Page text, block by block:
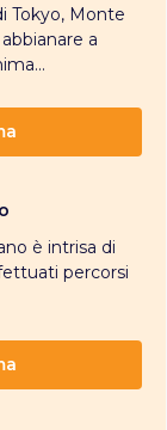
Tokyo, Monte
a
è intrisa di
percorsi